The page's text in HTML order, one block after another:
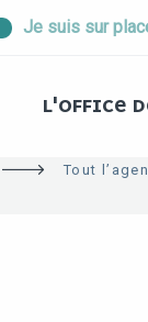
Je suis sur
L'OFFICE
Tout